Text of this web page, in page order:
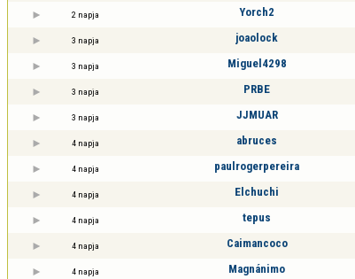
2 napja Yorch2
3 napja joaolock
3 napja Miguel4298
3 napja PRBE
3 napja JJMUAR
4 napja abruces
4 napja paulrogerpereira
4 napja Elchuchi
4 napja tepus
4 napja Caimancoco
4 napja Magnánimo